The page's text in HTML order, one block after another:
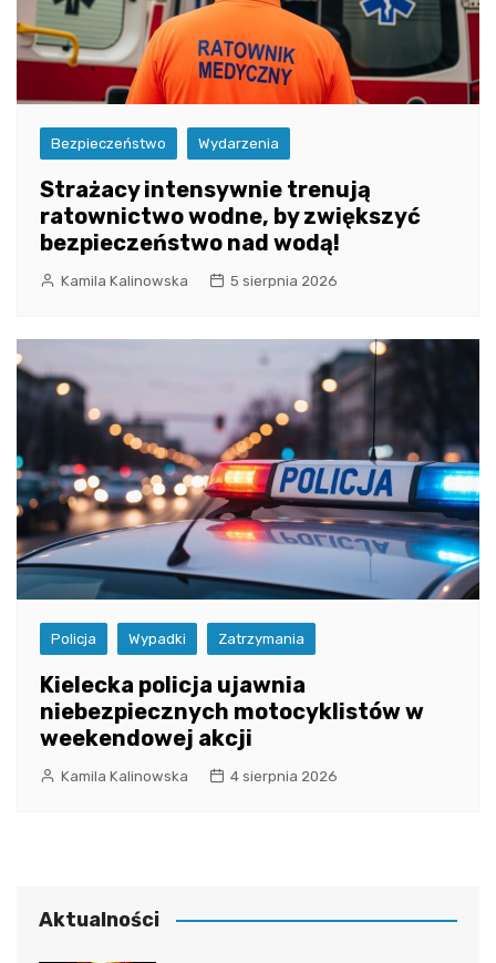
Bezpieczeństwo Wydarzenia
Strażacy intensywnie trenują
ratownictwo wodne, by zwiększyć
bezpieczeństwo nad wodą!
Kamila Kalinowska 5 sierpnia 2026
Policja Wypadki Zatrzymania
Kielecka policja ujawnia
niebezpiecznych motocyklistów w
weekendowej akcji
Kamila Kalinowska 4 sierpnia 2026
Aktualności